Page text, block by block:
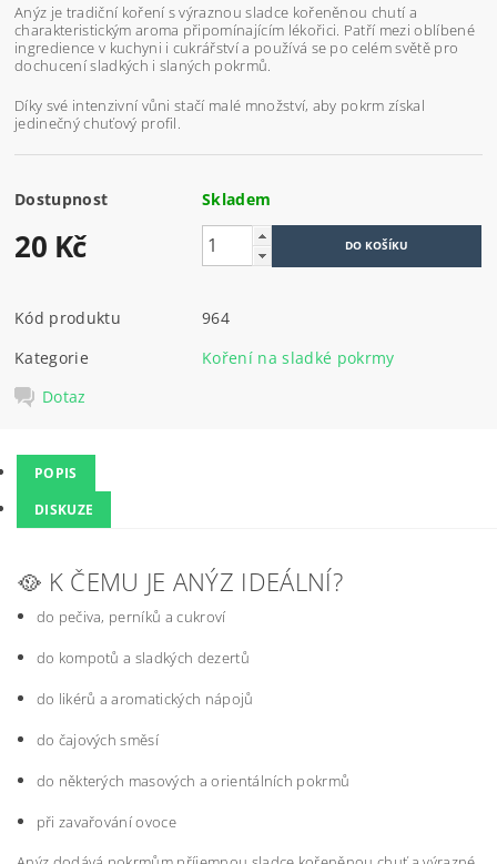
Anýz je tradiční koření s výraznou sladce kořeněnou chutí a
charakteristickým aroma připomínajícím lékořici. Patří mezi oblíbené
ingredience v kuchyni i cukrářství a používá se po celém světě pro
dochucení sladkých i slaných pokrmů.
Díky své intenzivní vůni stačí malé množství, aby pokrm získal
jedinečný chuťový profil.
Dostupnost Skladem
20 Kč
Kód produktu
964
Kategorie
Koření na sladké pokrmy
Dotaz
POPIS
DISKUZE
🥘 K ČEMU JE ANÝZ IDEÁLNÍ?
do pečiva, perníků a cukroví
do kompotů a sladkých dezertů
do likérů a aromatických nápojů
do čajových směsí
do některých masových a orientálních pokrmů
při zavařování ovoce